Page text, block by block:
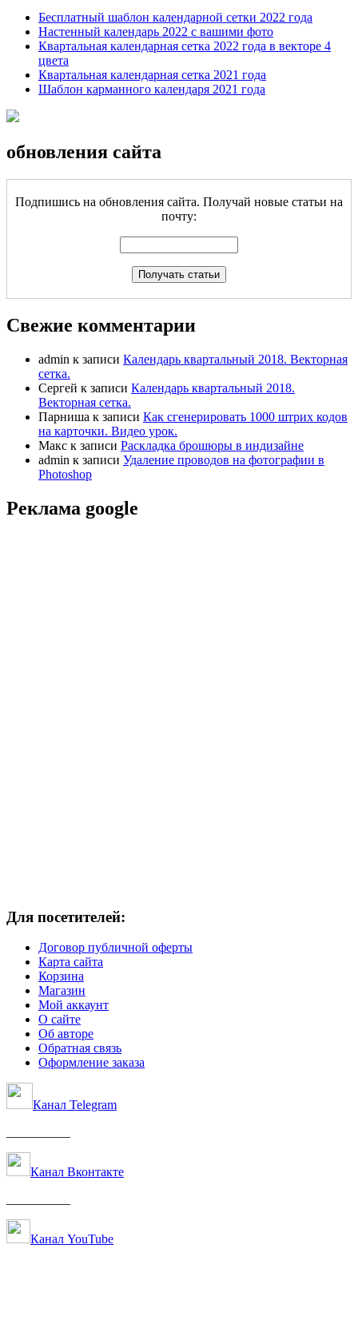
Бесплатный шаблон календарной сетки 2022 года
Настенный календарь 2022 с вашими фото
Квартальная календарная сетка 2022 года в векторе 4
цвета
Квартальная календарная сетка 2021 года
Шаблон карманного календаря 2021 года
обновления сайта
Подпишись на обновления сайта. Получай новые статьи на
почту:
Свежие комментарии
admin к записи Календарь квартальный 2018. Векторная
сетка.
Сергей к записи Календарь квартальный 2018.
Векторная сетка.
Парниша к записи Как сгенерировать 1000 штрих кодов
на карточки. Видео урок.
Макс к записи Раскладка брошюры в индизайне
admin к записи Удаление проводов на фотографии в
Photoshop
Реклама google
Для посетителей:
Договор публичной оферты
Карта сайта
Корзина
Магазин
Мой аккаунт
О сайте
Об авторе
Обратная связь
Оформление заказа
Канал Telegram
Канал Вконтакте
Канал YouTube